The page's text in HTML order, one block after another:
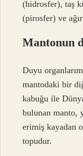
(hidrosfer), taş
(pirosfer) ve
Mantonun
Duyu
mantodaki bir
kabuğu ile
bulunan manto,
erimiş kayadan
topudur.